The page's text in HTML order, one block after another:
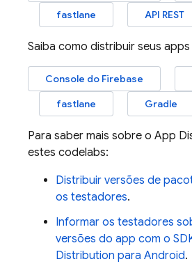
fastlane
API REST
Saiba como distribuir seus
Console do Firebase
fastlane
Gradle
Para saber mais sobre o App
estes codelabs:
Distribuir versões de
os testadores.
Informar os testadores
versões do app com o
Distribution para Android.